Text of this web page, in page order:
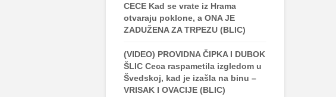
CECE Kad se vrate iz Hrama
otvaraju poklone, a ONA JE
ZADUŽENA ZA TRPEZU (BLIC)
(VIDEO) PROVIDNA ČIPKA I DUBOK
ŠLIC Ceca raspametila izgledom u
Švedskoj, kad je izašla na binu –
VRISAK I OVACIJE (BLIC)